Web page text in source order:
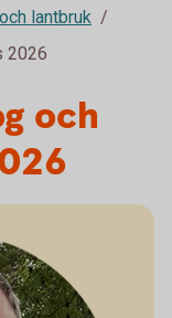
lantbruk
2026
och